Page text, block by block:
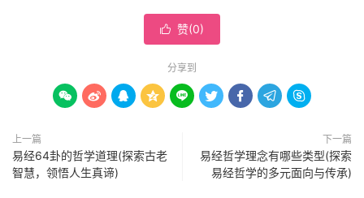
 赞(0)
分享到
        
上一篇
易经64卦的哲学道理(探索古老
智慧，领悟人生真谛)
下一篇
易经哲学理念有哪些类型(探索
易经哲学的多元面向与传承)